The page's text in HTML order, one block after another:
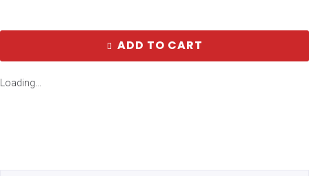
ADD TO CART
Loading...